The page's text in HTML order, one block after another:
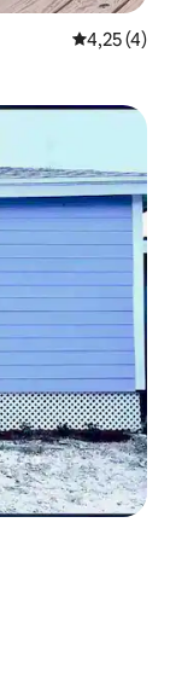
Évaluation
4,25 (4)